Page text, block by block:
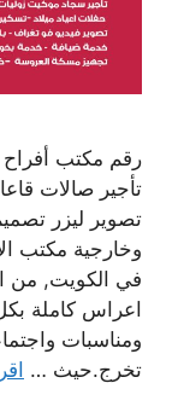
رقم مكتب
تأجير صالات
تصوير ليزر
وخارجية مكتب
في الكويت, من
اعراس كاملة
ومناسبات
تخرج.حيث …